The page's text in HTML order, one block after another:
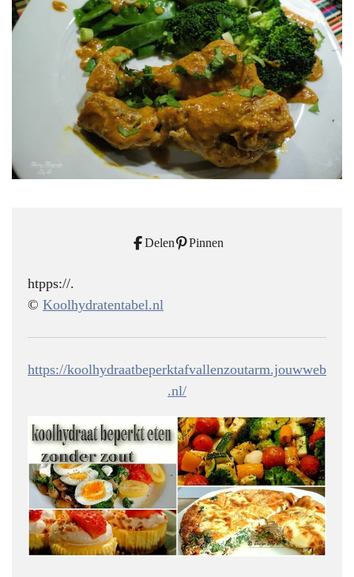
Delen Pinnen
htpps://.
© Koolhydratentabel.nl
https://koolhydraatbeperktafvallenzoutarm.jouwweb
.nl/